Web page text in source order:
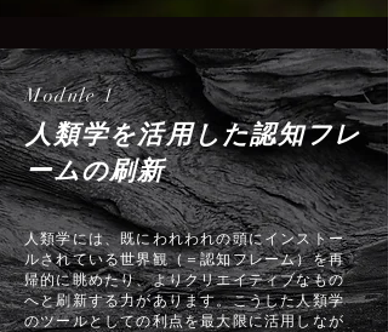
Module 1
人類学を活用した認知フレ
ームの刷新
人類学には、既にわれわれの頭にインストー
ルされている世界観（＝認知フレーム）を再
帰的に眺めたり、よりクリエイティブなもの
へと刷新する力があります。こうした人類学
のツールとしての利点を最大限に活用しなが